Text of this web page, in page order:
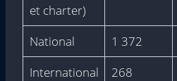
et charter)
National
1 372
International
268